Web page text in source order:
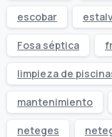
escobar
Fosa séptica
limpieza de
mantenimiento
neteges